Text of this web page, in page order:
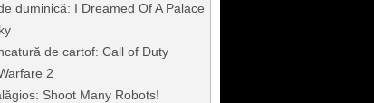
duminică: I Dreamed Of A Palace
de cartof: Call of Duty
2
Shoot Many Robots!